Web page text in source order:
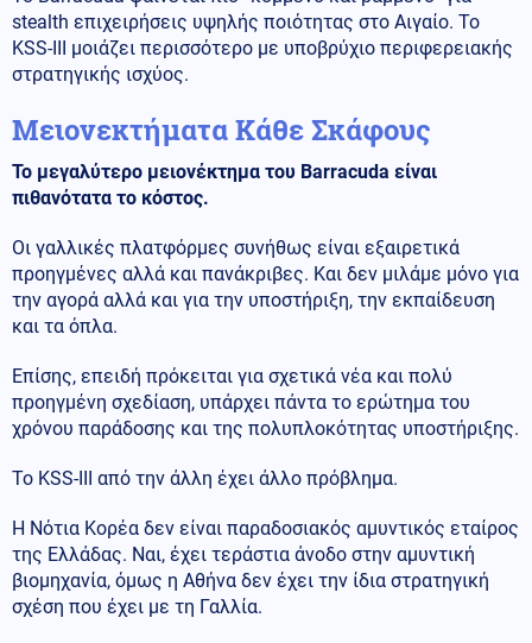
stealth επιχειρήσεις υψηλής ποιότητας στο Αιγαίο. Το
KSS-III μοιάζει περισσότερο με υποβρύχιο περιφερειακής
στρατηγικής ισχύος.
Μειονεκτήματα Κάθε Σκάφους
Το μεγαλύτερο μειονέκτημα του Barracuda είναι
πιθανότατα το κόστος.
Οι γαλλικές πλατφόρμες συνήθως είναι εξαιρετικά
προηγμένες αλλά και πανάκριβες. Και δεν μιλάμε μόνο για
την αγορά αλλά και για την υποστήριξη, την εκπαίδευση
και τα όπλα.
Επίσης, επειδή πρόκειται για σχετικά νέα και πολύ
προηγμένη σχεδίαση, υπάρχει πάντα το ερώτημα του
χρόνου παράδοσης και της πολυπλοκότητας υποστήριξης.
Το KSS-III από την άλλη έχει άλλο πρόβλημα.
Η Νότια Κορέα δεν είναι παραδοσιακός αμυντικός εταίρος
της Ελλάδας. Ναι, έχει τεράστια άνοδο στην αμυντική
βιομηχανία, όμως η Αθήνα δεν έχει την ίδια στρατηγική
σχέση που έχει με τη Γαλλία.